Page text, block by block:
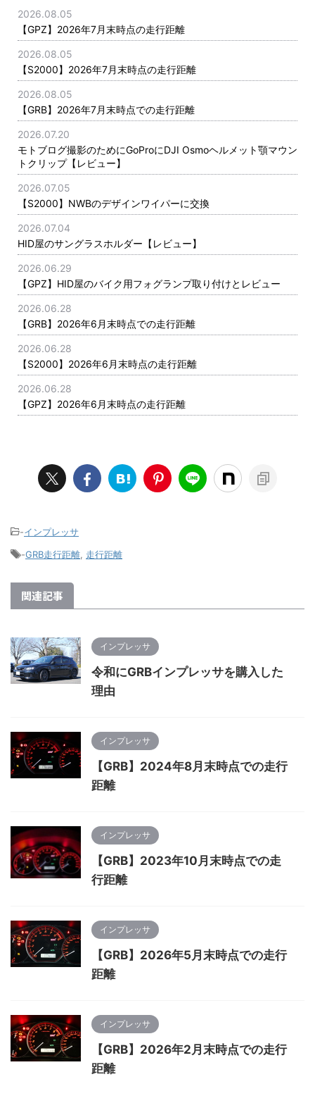
2026.08.05
【GPZ】2026年7月末時点の走行距離
2026.08.05
【S2000】2026年7月末時点の走行距離
2026.08.05
【GRB】2026年7月末時点での走行距離
2026.07.20
モトブログ撮影のためにGoProにDJI Osmoヘルメット顎マウン
トクリップ【レビュー】
2026.07.05
【S2000】NWBのデザインワイパーに交換
2026.07.04
HID屋のサングラスホルダー【レビュー】
2026.06.29
【GPZ】HID屋のバイク用フォグランプ取り付けとレビュー
2026.06.28
【GRB】2026年6月末時点での走行距離
2026.06.28
【S2000】2026年6月末時点の走行距離
2026.06.28
【GPZ】2026年6月末時点の走行距離
-インプレッサ
-GRB走行距離 走行距離
関連記事
インプレッサ
令和にGRBインプレッサを購入した
理由
インプレッサ
【GRB】2024年8月末時点での走行
距離
インプレッサ
【GRB】2023年10月末時点での走
行距離
インプレッサ
【GRB】2026年5月末時点での走行
距離
インプレッサ
【GRB】2026年2月末時点での走行
距離